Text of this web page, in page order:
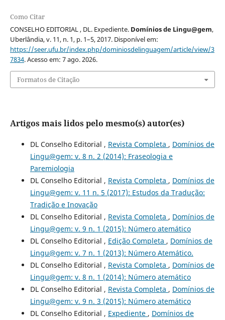
Como Citar
CONSELHO EDITORIAL , DL. Expediente. Domínios de Lingu@gem,
Uberlândia, v. 11, n. 1, p. 1–5, 2017. Disponível em:
https://seer.ufu.br/index.php/dominiosdelinguagem/article/view/3
7834. Acesso em: 7 ago. 2026.
Formatos de Citação
Artigos mais lidos pelo mesmo(s) autor(es)
DL Conselho Editorial , Revista Completa , Domínios de
Lingu@gem: v. 8 n. 2 (2014): Fraseologia e
Paremiologia
DL Conselho Editorial , Revista Completa , Domínios de
Lingu@gem: v. 11 n. 5 (2017): Estudos da Tradução:
Tradição e Inovação
DL Conselho Editorial , Revista Completa , Domínios de
Lingu@gem: v. 9 n. 1 (2015): Número atemático
DL Conselho Editorial , Edição Completa , Domínios de
Lingu@gem: v. 7 n. 1 (2013): Número Atemático.
DL Conselho Editorial , Revista Completa , Domínios de
Lingu@gem: v. 8 n. 1 (2014): Número atemático
DL Conselho Editorial , Revista Completa , Domínios de
Lingu@gem: v. 9 n. 3 (2015): Número atemático
DL Conselho Editorial , Expediente , Domínios de